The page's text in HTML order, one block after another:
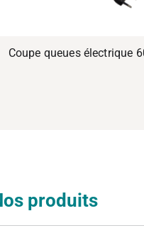
Coupe queues électrique
produits